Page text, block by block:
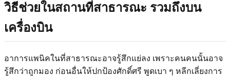
วิธีช่วยในสถานที่สาธารณะ รวมถึงบน
เครื่องบิน
อาการแพนิคในที่สาธารณะอาจรู้สึกแย่ลง เพราะคนคนนั้นอาจ
รู้สึกว่าถูกมอง ก่อนอื่นให้ปกป้องศักดิ์ศรี พูดเบา ๆ หลีกเลี่ยงการ